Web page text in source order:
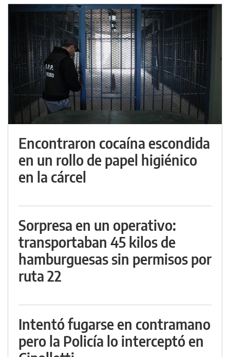
Encontraron cocaína escondida
en un rollo de papel higiénico
en la cárcel
Sorpresa en un operativo:
transportaban 45 kilos de
hamburguesas sin permisos por
ruta 22
Intentó fugarse en contramano
pero la Policía lo interceptó en